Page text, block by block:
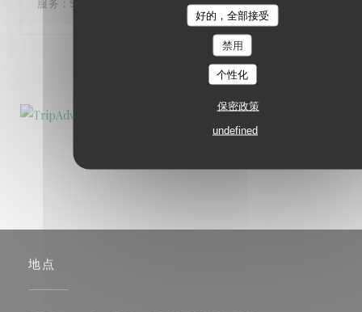
好的，全部接受
禁用
个性化
保密政策
undefined
服务 : 5 /5 质价比: 5/5
3
地点